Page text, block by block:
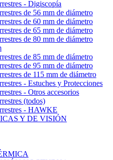
- Digiscopía
de 56 mm de diámetro
de 60 mm de diámetro
de 65 mm de diámetro
de 80 mm de diámetro
de 85 mm de diámetro
de 95 mm de diámetro
de 115 mm de diámetro
- Estuches y Protecciones
- Otros accesorios
(todos)
- HAWKE
Y DE VISIÓN